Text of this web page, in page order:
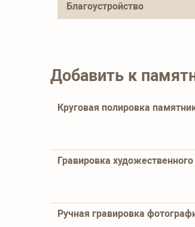
Благоустройство
Добавить к
Круговая полировка
Гравировка
Ручная гравировка